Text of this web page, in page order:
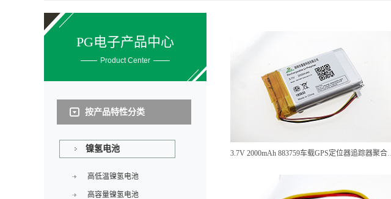
PG电子产品中心
Product Center
按产品特性分类
镍氢电池
高低温镍氢电池
高容量镍氢电池